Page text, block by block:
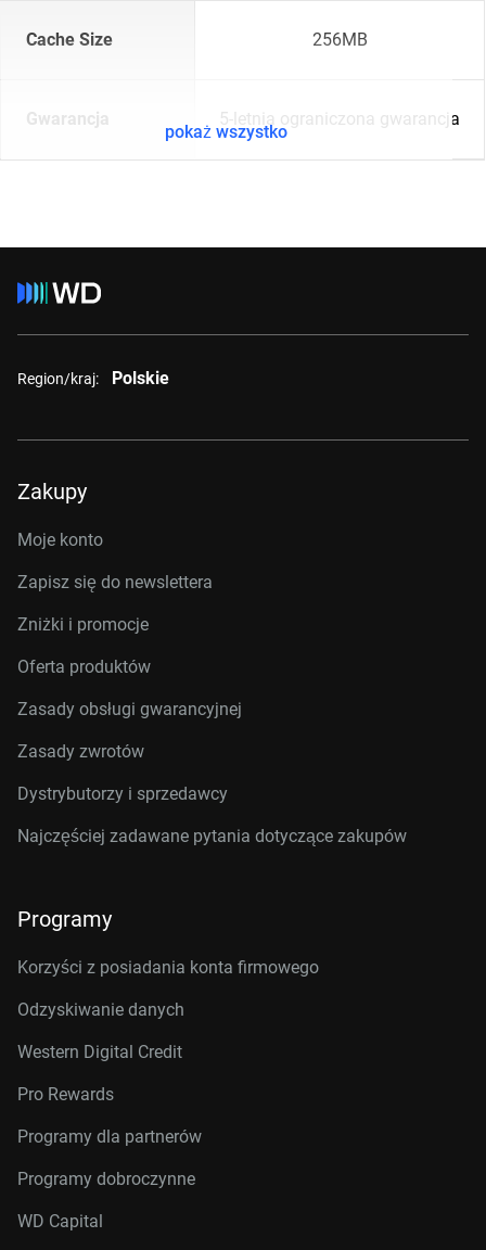
Cache Size 256MB
Gwarancja 5-letnia ograniczona gwarancja
pokaż wszystko
Region/kraj: Polskie
Zakupy
Moje konto
Zapisz się do newslettera
Zniżki i promocje
Oferta produktów
Zasady obsługi gwarancyjnej
Zasady zwrotów
Dystrybutorzy i sprzedawcy
Najczęściej zadawane pytania dotyczące zakupów
Programy
Korzyści z posiadania konta firmowego
Odzyskiwanie danych
Western Digital Credit
Pro Rewards
Programy dla partnerów
Programy dobroczynne
WD Capital